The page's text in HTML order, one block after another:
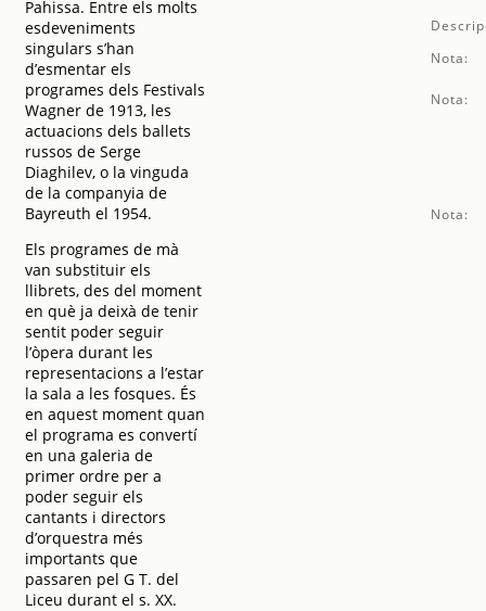
Pahissa. Entre els molts
esdeveniments
singulars s’han
d’esmentar els
programes dels Festivals
Wagner de 1913, les
actuacions dels ballets
russos de Serge
Diaghilev, o la vinguda
de la companyia de
Bayreuth el 1954.
Els programes de mà
van substituir els
llibrets, des del moment
en què ja deixà de tenir
sentit poder seguir
l’òpera durant les
representacions a l’estar
la sala a les fosques. És
en aquest moment quan
el programa es convertí
en una galeria de
primer ordre per a
poder seguir els
cantants i directors
d’orquestra més
importants que
passaren pel G T. del
Liceu durant el s. XX.
Nota:
Nota:
Nota: